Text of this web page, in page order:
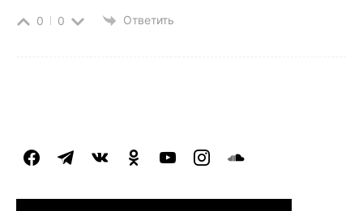
0 0 Ответить
facebooktelegramvkontakteodnoklassniki
youtubeinstagramsoundcloud